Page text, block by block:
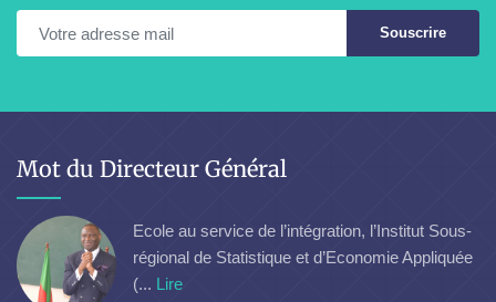
Souscrire
Mot du Directeur Général
Ecole au service de l’intégration, l’Institut Sous-
régional de Statistique et d’Economie Appliquée
(... Lire